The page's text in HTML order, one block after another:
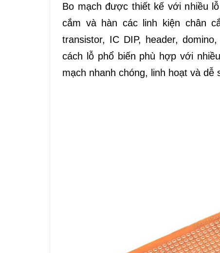
Bo mạch được thiết kế với nhiều
cắm và hàn các linh kiện chân
transistor, IC DIP, header,
cách lỗ phổ biến phù hợp với
mạch nhanh chóng, linh hoạt và dễ